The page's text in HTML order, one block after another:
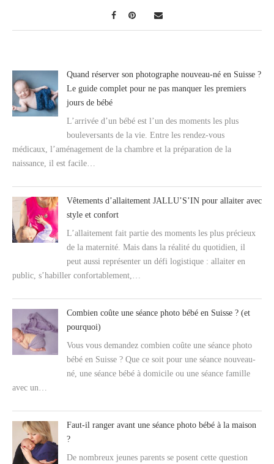
Quand réserver son photographe nouveau-né en Suisse ?
Le guide complet pour ne pas manquer les premiers
jours de bébé
L’arrivée d’un bébé est l’un des moments les plus
bouleversants de la vie. Entre les rendez-vous
médicaux, l’aménagement de la chambre et la préparation de la
naissance, il est facile…
Vêtements d’allaitement JALLU’S’IN pour allaiter avec
style et confort
L’allaitement fait partie des moments les plus précieux
de la maternité. Mais dans la réalité du quotidien, il
peut aussi représenter un défi logistique : allaiter en
public, s’habiller confortablement,…
Combien coûte une séance photo bébé en Suisse ? (et
pourquoi)
Vous vous demandez combien coûte une séance photo
bébé en Suisse ? Que ce soit pour une séance nouveau-
né, une séance bébé à domicile ou une séance famille
avec un…
Faut-il ranger avant une séance photo bébé à la maison
?
De nombreux jeunes parents se posent cette question